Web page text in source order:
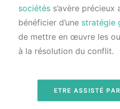
sociétés s’avère précieux
bénéficier d’une stratégie
de mettre en œuvre les
à la résolution du conflit.
ETRE ASSISTÉ